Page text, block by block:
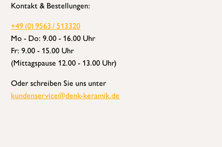
Kontakt & Bestellungen:
+49 (0) 9563 / 513320
Mo - Do: 9.00 - 16.00 Uhr
Fr: 9.00 - 15.00 Uhr
(Mittagspause 12.00 - 13.00 Uhr)
Oder schreiben Sie uns unter
kundenservice@denk-keramik.de